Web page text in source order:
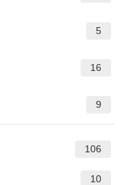
5
16
9
106
10